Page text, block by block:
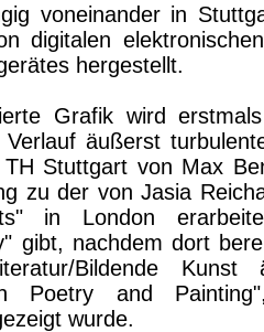
voneinander in
digitalen
hergestellt.
Grafik wird
äußerst
Stuttgart von Max
zu der von Jasia
in London
gibt, nachdem dort
Bildende Kunst
Poetry and
wurde.